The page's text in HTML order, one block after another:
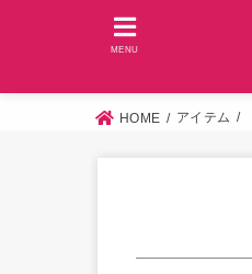
MENU
HOME アイテム